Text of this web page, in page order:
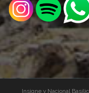
Insigne y Nacional